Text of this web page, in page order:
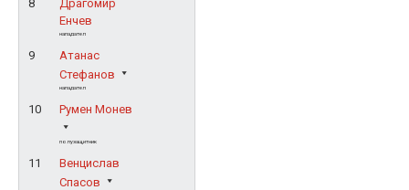
8
Драгомир
Енчев
нападател
9
Атанас
Стефанов
нападател
10 Румен Монев
полузащитник
11
Венцислав
Спасов